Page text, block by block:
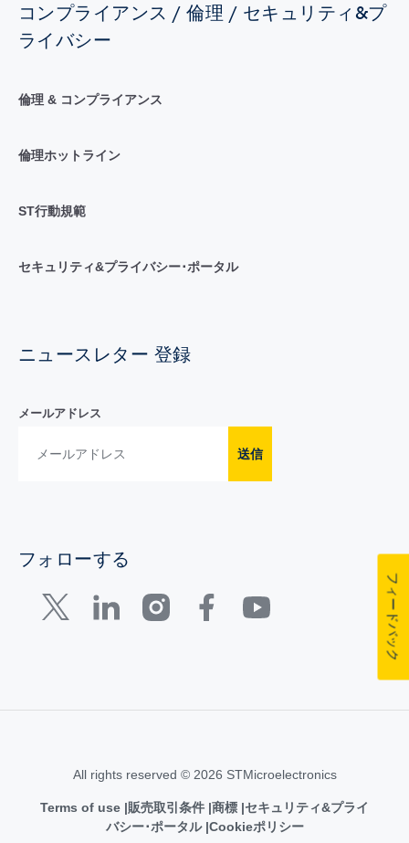
コンプライアンス / 倫理 / セキュリティ&プ
ライバシー
倫理 & コンプライアンス
倫理ホットライン
ST行動規範
セキュリティ&プライバシー･ポータル
ニュースレター 登録
メールアドレス
送信
フォローする
All rights reserved © 2026 STMicroelectronics
Terms of use 販売取引条件 商標 セキュリティ&プライ
バシー･ポータル Cookieポリシー
フィードバック